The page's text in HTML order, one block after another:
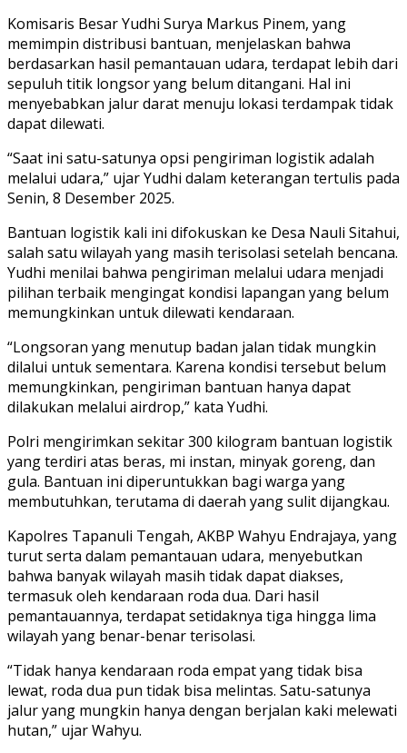
Komisaris Besar Yudhi Surya Markus Pinem, yang
memimpin distribusi bantuan, menjelaskan bahwa
berdasarkan hasil pemantauan udara, terdapat lebih dari
sepuluh titik longsor yang belum ditangani. Hal ini
menyebabkan jalur darat menuju lokasi terdampak tidak
dapat dilewati.
“Saat ini satu-satunya opsi pengiriman logistik adalah
melalui udara,” ujar Yudhi dalam keterangan tertulis pada
Senin, 8 Desember 2025.
Bantuan logistik kali ini difokuskan ke Desa Nauli Sitahui,
salah satu wilayah yang masih terisolasi setelah bencana.
Yudhi menilai bahwa pengiriman melalui udara menjadi
pilihan terbaik mengingat kondisi lapangan yang belum
memungkinkan untuk dilewati kendaraan.
“Longsoran yang menutup badan jalan tidak mungkin
dilalui untuk sementara. Karena kondisi tersebut belum
memungkinkan, pengiriman bantuan hanya dapat
dilakukan melalui airdrop,” kata Yudhi.
Polri mengirimkan sekitar 300 kilogram bantuan logistik
yang terdiri atas beras, mi instan, minyak goreng, dan
gula. Bantuan ini diperuntukkan bagi warga yang
membutuhkan, terutama di daerah yang sulit dijangkau.
Kapolres Tapanuli Tengah, AKBP Wahyu Endrajaya, yang
turut serta dalam pemantauan udara, menyebutkan
bahwa banyak wilayah masih tidak dapat diakses,
termasuk oleh kendaraan roda dua. Dari hasil
pemantauannya, terdapat setidaknya tiga hingga lima
wilayah yang benar-benar terisolasi.
“Tidak hanya kendaraan roda empat yang tidak bisa
lewat, roda dua pun tidak bisa melintas. Satu-satunya
jalur yang mungkin hanya dengan berjalan kaki melewati
hutan,” ujar Wahyu.